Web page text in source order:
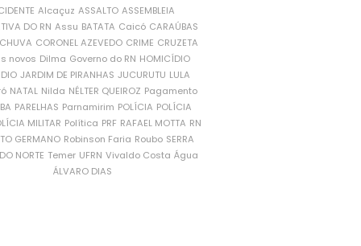
Alcaçuz ASSALTO ASSEMBLEIA
DO RN Assu BATATA Caicó CARAÚBAS
CORONEL AZEVEDO CRIME CRUZETA
novos Dilma Governo do RN HOMICÍDIO
JARDIM DE PIRANHAS JUCURUTU LULA
NATAL Nilda NÉLTER QUEIROZ Pagamento
PARELHAS Parnamirim POLÍCIA POLÍCIA
MILITAR Política PRF RAFAEL MOTTA RN
GERMANO Robinson Faria Roubo SERRA
NORTE Temer UFRN Vivaldo Costa Água
ÁLVARO DIAS